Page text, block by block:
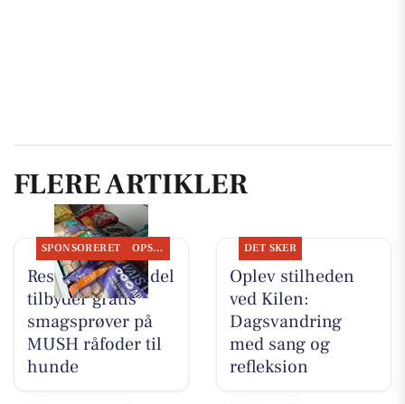
FLERE ARTIKLER
SPONSORERET OPSLAGSTAVLEN
Resen Landhandel
tilbyder gratis
smagsprøver på
MUSH råfoder til
hunde
DET SKER
Oplev stilheden
ved Kilen:
Dagsvandring
med sang og
refleksion